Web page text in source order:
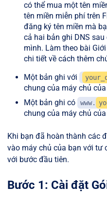
có thể mua một tên
tên miền miễn phí trên
đăng ký tên miền mà
cả hai bản ghi DNS
mình. Làm theo bài
chi tiết về cách thêm
Một bản ghi với
chung của máy chủ
Một bản ghi có
www.
chung của máy chủ
Khi bạn đã hoàn thành các
vào máy chủ của bạn với tư
với bước đầu tiên.
Bước 1: Cài đặt